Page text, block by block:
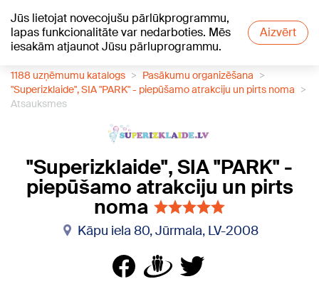
Jūs lietojat novecojušu pārlūkprogrammu,
lapas funkcionalitāte var nedarboties. Mēs
iesakām atjaunot Jūsu pārluprogrammu.
Aizvērt
+22°C
1188 uzņēmumu katalogs
Pasākumu organizēšana
"Superizklaide", SIA "PARK" - piepūšamo atrakciju un pirts noma
Atsauksmes
"Superizklaide", SIA "PARK" -
piepūšamo atrakciju un pirts
noma
Kāpu iela 80, Jūrmala, LV-2008